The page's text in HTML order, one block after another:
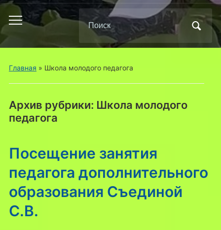
Переключить
меню
Поиск
по:
Главная » Школа молодого педагога
Архив рубрики: Школа молодого
педагога
Посещение занятия
педагога дополнительного
образования Съединой
С.В.